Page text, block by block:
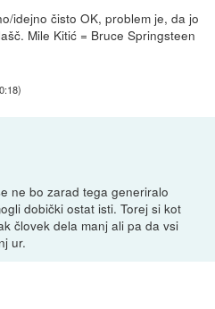
idejno čisto OK, problem je, da jo
Mile Kitić = Bruce Springsteen
)
ne bo zarad tega generiralo
dobički ostat isti. Torej si kot
človek dela manj ali pa da vsi
ur.